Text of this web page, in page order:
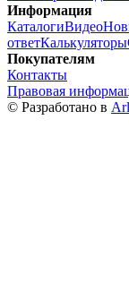
Информация
КаталогиВидео
ответКалькуляторы
Покупателям
Контакты
Правовая
© Разработано в